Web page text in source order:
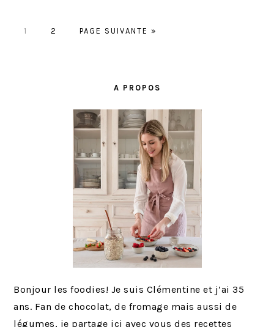
P1
P
2
A
L
A
PAGE SUIVANTE »
A PROPOS
Bonjour les foodies! Je suis Clémentine et j’ai 35
ans. Fan de chocolat, de fromage mais aussi de
légumes, je partage ici avec vous des recettes